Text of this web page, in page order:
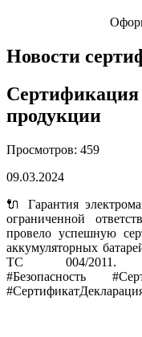
Новости
Сертификация
продукции
Просмотров: 459
09.03.2024
🔌 Гарантия
ограниченной
провело успешную
аккумуляторных
ТС 004/2011.
#Безопасность